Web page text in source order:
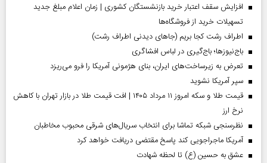
افزایش سقف اعتبار خرید بازنشستگان کشوری | زمان اعلام مبلغ جدید
تسهیلات خرید از فروشگاه‌ها
اطراف رشت کجا بریم (جاهای دیدنی اطراف رشت)
باج‌نیوزها؛ باج‌گیری در لباس افشاگری
تعرض به زیرساخت‌های ایران، بنای هژمونی آمریکا را فرو می‌ریزد
سپر آمریکا نشوید
قیمت طلا و سکه امروز ۱۱ مرداد ۱۴۰۵ | افت قیمت طلا در بازار تهران با کاهش
نرخ ارز
نظرسنجی شبکه تماشا برای انتخاب سریال‌های شرقی محبوب مخاطبان
آمریکا ماجراجویی کند پاسخ مقتضی دریافت خواهد کرد
عشق به حسین (ع) تا لحظه شهادت